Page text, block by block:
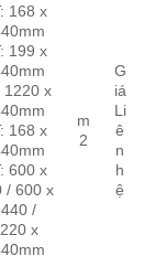
168 x
199 x
1220 x
168 x
600 x
/ 600 x
/
x
m
2
G
iá
Li
ê
n
h
ệ